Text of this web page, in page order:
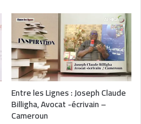
Entre les Lignes : Joseph Claude
Billigha, Avocat -écrivain –
Cameroun